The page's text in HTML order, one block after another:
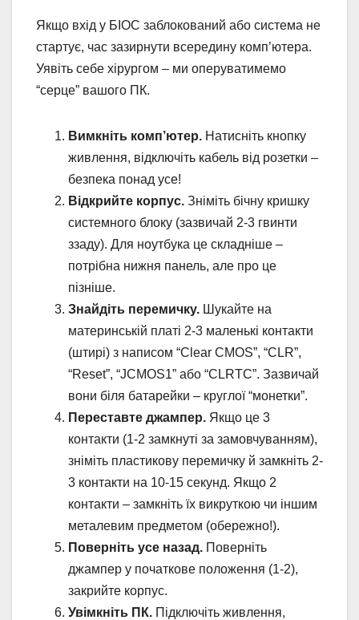
Якщо вхід у БІОС заблокований або система не
стартує, час зазирнути всередину комп’ютера.
Уявіть себе хірургом – ми оперуватимемо
“серце” вашого ПК.
Вимкніть комп’ютер. Натисніть кнопку
живлення, відключіть кабель від розетки –
безпека понад усе!
Відкрийте корпус. Зніміть бічну кришку
системного блоку (зазвичай 2-3 гвинти
ззаду). Для ноутбука це складніше –
потрібна нижня панель, але про це
пізніше.
Знайдіть перемичку. Шукайте на
материнській платі 2-3 маленькі контакти
(штирі) з написом “Clear CMOS”, “CLR”,
“Reset”, “JCMOS1” або “CLRTC”. Зазвичай
вони біля батарейки – круглої “монетки”.
Переставте джампер. Якщо це 3
контакти (1-2 замкнуті за замовчуванням),
зніміть пластикову перемичку й замкніть 2-
3 контакти на 10-15 секунд. Якщо 2
контакти – замкніть їх викруткою чи іншим
металевим предметом (обережно!).
Поверніть усе назад. Поверніть
джампер у початкове положення (1-2),
закрийте корпус.
Увімкніть ПК. Підключіть живлення,